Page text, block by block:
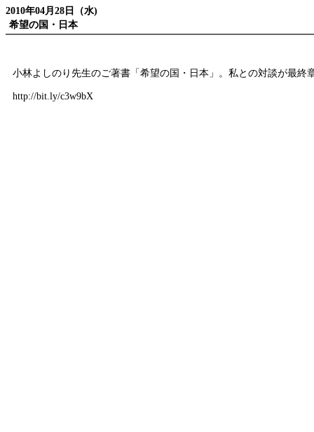
2010年04月28日（水)
希望の国・日本
小林よしのり先生のご著書「希望の国・日本」。私との対談が最
http://bit.ly/c3w9bX